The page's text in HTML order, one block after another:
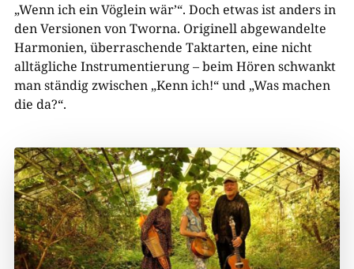
„Wenn ich ein Vöglein wär’“. Doch etwas ist anders in
den Versionen von Tworna. Originell abgewandelte
Harmonien, überraschende Taktarten, eine nicht
alltägliche Instrumentierung – beim Hören schwankt
man ständig zwischen „Kenn ich!“ und „Was machen
die da?“.